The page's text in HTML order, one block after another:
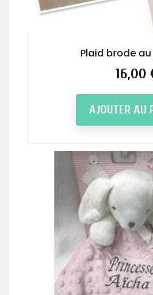
Plaid brode
Prix
16,00
AJOUTER AU